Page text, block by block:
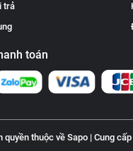
trả
toán
quyền thuộc về Sapo | Cung